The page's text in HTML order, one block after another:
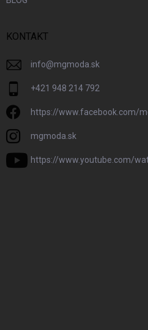
KONTAKT
info@mgmoda.sk
+421 948 214 792
https://www.facebook.com/
mgmoda.sk
https://www.youtube.com/